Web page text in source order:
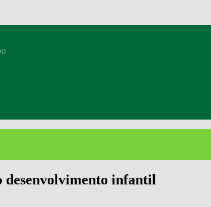
desenvolvimento infantil